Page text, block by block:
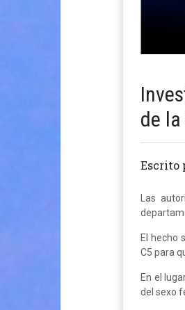
de
Escrito
Las
El hecho
C5 para
En el
del sexo